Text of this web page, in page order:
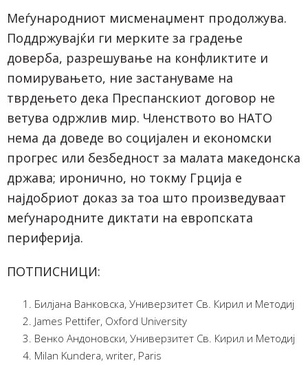
Меѓународниот мисменаџмент продолжува.
Поддржувајќи ги мерките за градење
доверба, разрешување на конфликтите и
помирувањето, ние застануваме на
тврдењето дека Преспанскиот договор не
ветува одржлив мир. Членството во НАТО
нема да доведе во социјален и економски
прогрес или безбедност за малата македонска
држава; иронично, но токму Грција е
најдобриот доказ за тоа што произведуваат
меѓународните диктати на европската
периферија.
ПОТПИСНИЦИ:
Билјана Ванковска, Универзитет Св. Кирил и Методиј
James Pettifer, Oxford University
Венко Андоновски, Универзитет Св. Кирил и Методиј
Milan Kundera, writer, Paris